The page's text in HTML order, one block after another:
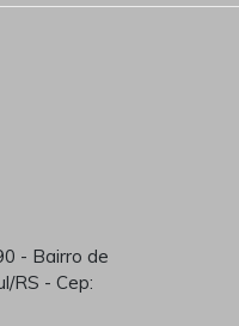
- Bairro de
RS - Cep: